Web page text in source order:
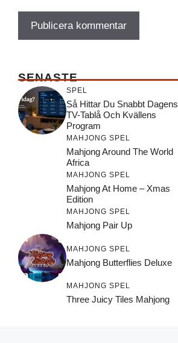
SENASTE
SPEL
Så Hittar Du Snabbt Dagens
TV-Tablå Och Kvällens
Program
MAHJONG SPEL
Mahjong Around The World
Africa
MAHJONG SPEL
Mahjong At Home – Xmas
Edition
MAHJONG SPEL
Mahjong Pair Up
MAHJONG SPEL
Mahjong Butterflies Deluxe
MAHJONG SPEL
Three Juicy Tiles Mahjong